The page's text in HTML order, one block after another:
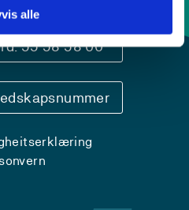
alle
55 58 58 00